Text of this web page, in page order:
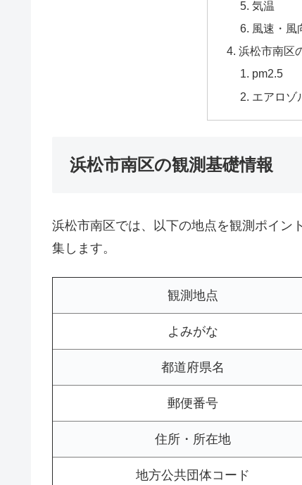
気温
風速・風
浜松市南区
pm2.5
エアロゾ
浜松市南区の観測基礎情報
浜松市南区では、以下の地点を観測ポイン
集します。
観測地点
よみがな
都道府県名
郵便番号
住所・所在地
地方公共団体コード